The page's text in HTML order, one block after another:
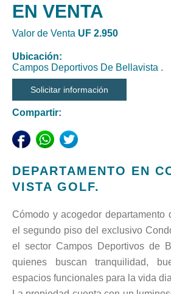
DEPARTAMENTO EN
VISTA GOLF.
Cómodo y acogedor departamento
el segundo piso del exclusivo
el sector Campos Deportivos de
quienes buscan tranquilidad,
espacios funcionales para la vida
EN VENTA
Valor de Venta UF 2.950
Ubicación:
Campos Deportivos De Bellavista .
Solicitar información
Compartir: